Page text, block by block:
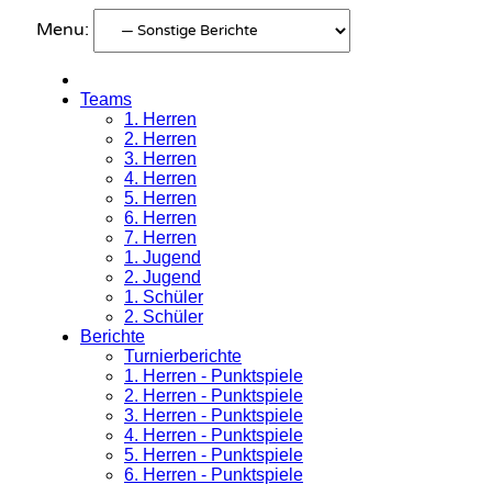
Menu:
Teams
1. Herren
2. Herren
3. Herren
4. Herren
5. Herren
6. Herren
7. Herren
1. Jugend
2. Jugend
1. Schüler
2. Schüler
Berichte
Turnierberichte
1. Herren - Punktspiele
2. Herren - Punktspiele
3. Herren - Punktspiele
4. Herren - Punktspiele
5. Herren - Punktspiele
6. Herren - Punktspiele